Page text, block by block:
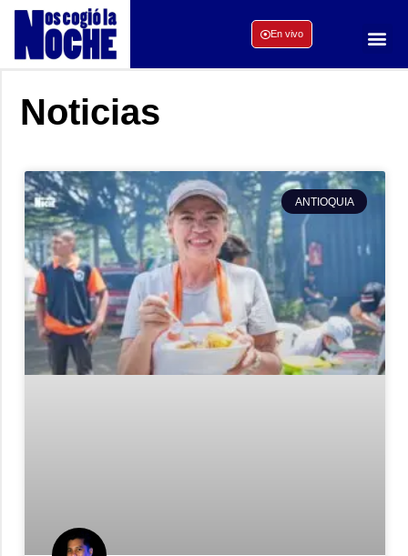
En vivo
Noticias
ANTIOQUIA